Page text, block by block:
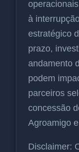
à
estratégico
prazo,
andamento
podem
parceiros
concessão
Agroamigo
Disclaimer: